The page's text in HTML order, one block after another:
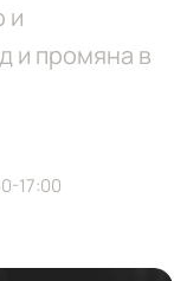
и
и промяна в
17:00